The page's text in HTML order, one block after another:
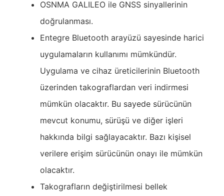
OSNMA GALILEO ile GNSS sinyallerinin
doğrulanması.
Entegre Bluetooth arayüzü sayesinde harici
uygulamaların kullanımı mümkündür.
Uygulama ve cihaz üreticilerinin Bluetooth
üzerinden takograflardan veri indirmesi
mümkün olacaktır. Bu sayede sürücünün
mevcut konumu, sürüşü ve diğer işleri
hakkında bilgi sağlayacaktır. Bazı kişisel
verilere erişim sürücünün onayı ile mümkün
olacaktır.
Takografların değiştirilmesi bellek